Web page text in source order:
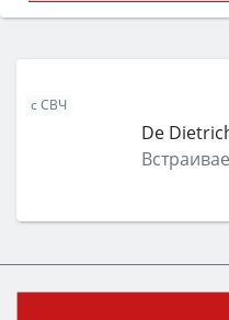
Сначала
затем смотрите на
класс
функции
защита от детей).
с СВЧ
De